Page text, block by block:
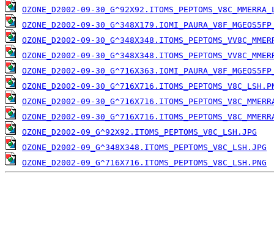
OZONE_D2002-09-
OZONE_D2002-09-
OZONE_D2002-09-
OZONE_D2002-09-
OZONE_D2002-09-
OZONE_D2002-09-
OZONE_D2002-09-
OZONE_D2002-09-
OZONE_D2002-09_G^92X92.ITOMS_PEPTOMS_V8C_LSH.JPG
OZONE_D2002-09_G^348X348.ITOMS_PEPTOMS_V8C_LSH.JPG
OZONE_D2002-09_G^716X716.ITOMS_PEPTOMS_V8C_LSH.PNG